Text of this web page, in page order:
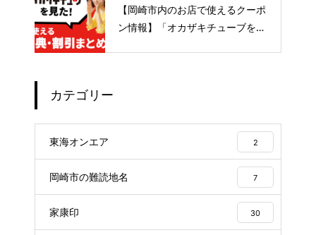
【岡崎市内のお店で使えるクーポ
ン情報】「オカザキチューブを見
カテゴリー
東海オンエア 2
岡崎市の難読地名 7
家康印 30